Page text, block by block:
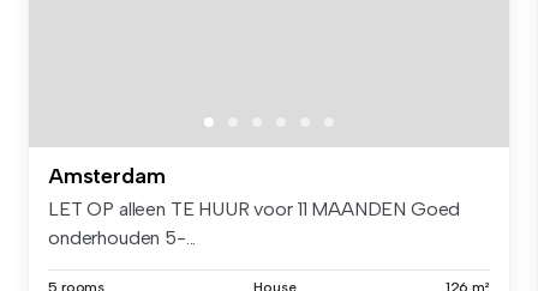
Amsterdam
LET OP alleen TE HUUR voor 11 MAANDEN Goed
onderhouden 5-...
5 rooms House 126 m²